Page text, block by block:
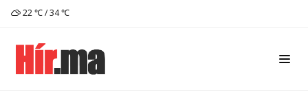
22 ℃ / 34 ℃